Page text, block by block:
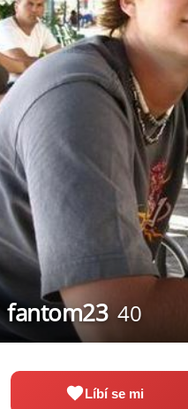
fantom23 40
Líbí se mi